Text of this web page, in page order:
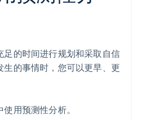
的时间进行规划和采取自信
的事情时，您可以更早、更
用预测性分析。